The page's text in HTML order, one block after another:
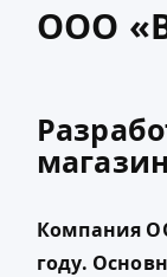
ООО
Компания
году.